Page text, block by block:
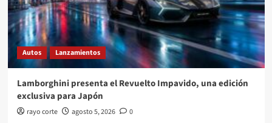
Autos Lanzamientos
Lamborghini presenta el Revuelto Impavido, una edición
exclusiva para Japón
rayo corte agosto 5, 2026 0